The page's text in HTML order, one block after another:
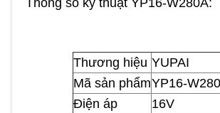
Thông số kỹ thuật YP16-W280A:
Thương hiệu YUPAI
Mã sản phẩmYP16-
Điện áp
16V